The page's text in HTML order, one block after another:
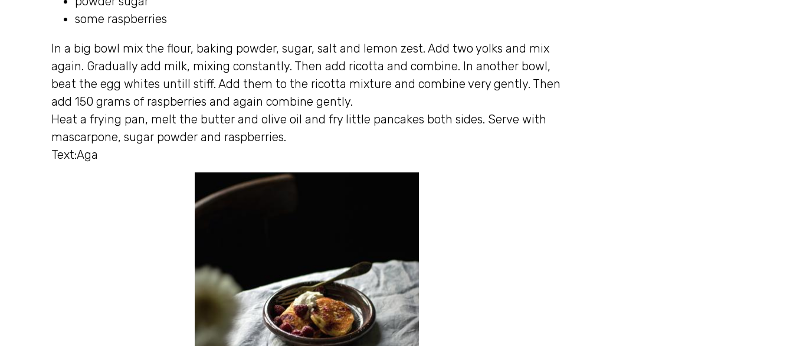
some raspberries
In a big bowl mix the flour, baking powder, sugar, salt and lemon zest. Add two yolks and mix
again. Gradually add milk, mixing constantly. Then add ricotta and combine. In another bowl,
beat the egg whites untill stiff. Add them to the ricotta mixture and combine very gently. Then
add 150 grams of raspberries and again combine gently.
Heat a frying pan, melt the butter and olive oil and fry little pancakes both sides. Serve with
mascarpone, sugar powder and raspberries.
Text:Aga